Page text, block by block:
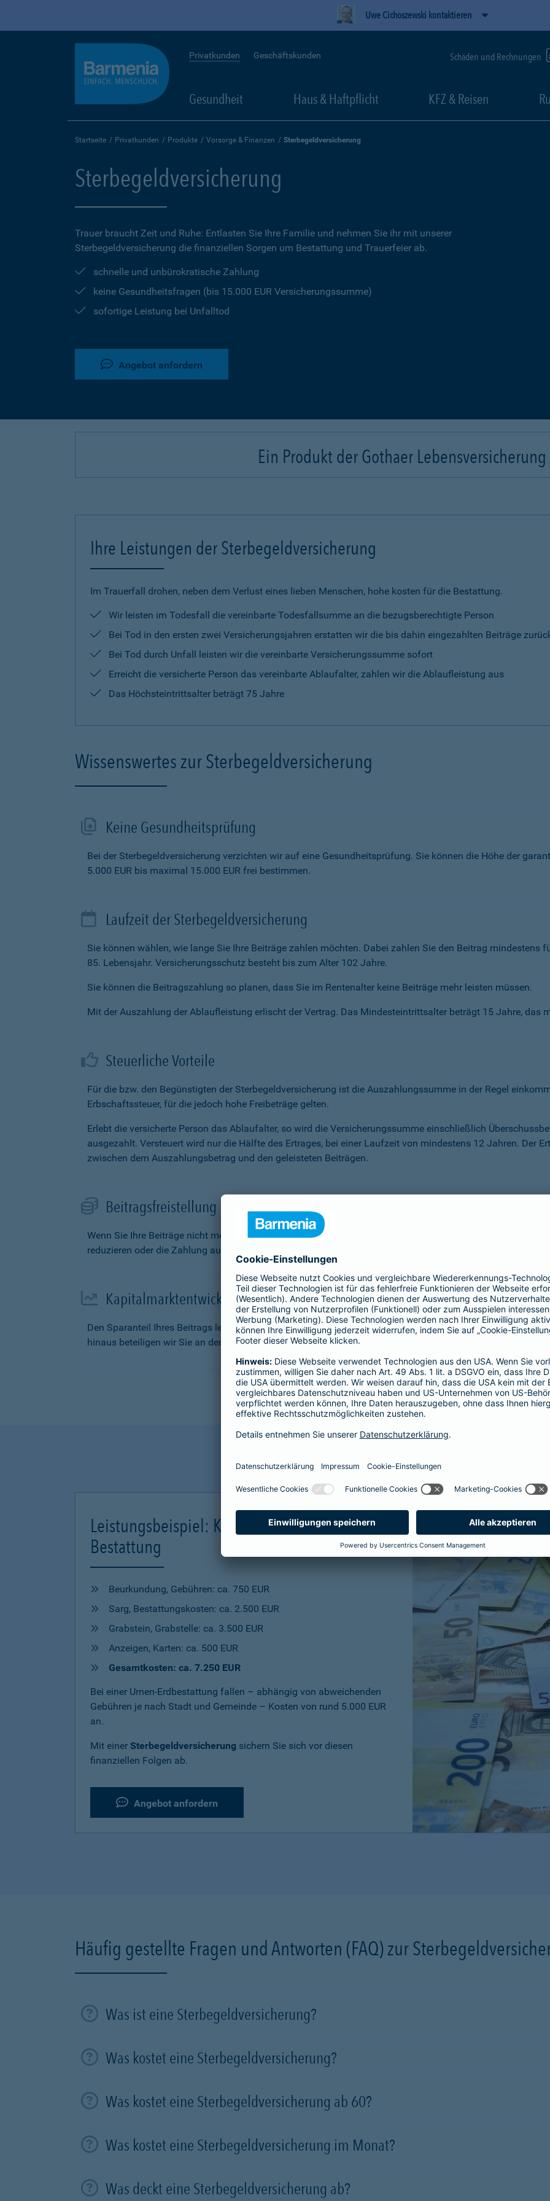
Uwe Cichoszewski kontaktieren
Privatkunden Geschäftskunden Schäden und Rechnungen
Gesundheit Haus & Haftpflicht KFZ & Reisen
Startseite Privatkunden Produkte Vorsorge & Finanzen Sterbegeldversicherung
Sterbegeldversicherung
Trauer braucht Zeit und Ruhe: Entlasten Sie Ihre Familie und nehmen Sie ihr mit unserer
Sterbegeldversicherung die finanziellen Sorgen um Bestattung und Trauerfeier ab.
schnelle und unbürokratische Zahlung
keine Gesundheitsfragen (bis 15.000 EUR Versicherungssumme)
sofortige Leistung bei Unfalltod
Angebot anfordern
Ein Produkt der Gothaer Lebensversicherung
Ihre Leistungen der Sterbegeldversicherung
Im Trauerfall drohen, neben dem Verlust eines lieben Menschen, hohe kosten für die Bestattung.
Wir leisten im Todesfall die vereinbarte Todesfallsumme an die bezugsberechtigte Person
Bei Tod in den ersten zwei Versicherungsjahren erstatten wir die bis dahin eingezahlten Beiträge
Bei Tod durch Unfall leisten wir die vereinbarte Versicherungssumme sofort
Erreicht die versicherte Person das vereinbarte Ablaufalter, zahlen wir die Ablaufleistung aus
Das Höchsteintrittsalter beträgt 75 Jahre
Wissenswertes zur Sterbegeldversicherung
Keine Gesundheitsprüfung
Bei der Sterbegeldversicherung verzichten wir auf eine Gesundheitsprüfung. Sie können die Höhe der
5.000 EUR bis maximal 15.000 EUR frei bestimmen.
Laufzeit der Sterbegeldversicherung
Sie können wählen, wie lange Sie Ihre Beiträge zahlen möchten. Dabei zahlen Sie den Beitrag mindestens
85. Lebensjahr. Versicherungsschutz besteht bis zum Alter 102 Jahre.
Sie können die Beitragszahlung so planen, dass Sie im Renten­alter keine Beiträge mehr leisten müssen.
Mit der Auszahlung der Ablaufleistung erlischt der Vertrag. Das Mindesteintrittsalter beträgt 15 Jahre, das
Steuerliche Vorteile
Für die bzw. den Begünstigten der Sterbegeldversicherung ist die Auszahlungssumme in der Regel
Erbschaftssteuer, für die jedoch hohe Freibeträge gelten.
Erlebt die versicherte Person das Ablaufalter, so wird die Versicherungssumme ein­schließlich
ausgezahlt. Versteuert wird nur die Hälfte des Ertrages, bei einer Laufzeit von mindestens 12 Jahren. Der
zwischen dem Auszahlungsbetrag und den geleisteten Beiträgen.
Beitragsfreistellung
Wenn Sie Ihre Beiträge nicht mehr zahlen können, haben Sie die Möglichkeit der Beitragsfreistellung. Sie
reduzieren oder die Zahlung aufschieben.
Kapitalmarktentwicklung
Den Sparanteil Ihres Beitrags legen wir für Sie an. Sie erhalten darauf einen Garantiezins – unabhängig
hinaus beteiligen wir Sie an den Überschüssen, die unser Kapitalanlagemanagement erwirtschaftet.
Leistungsbeispiel: Kosten einer traditionellen
Bestattung
Beurkundung, Gebühren: ca. 750 EUR
Sarg, Bestattungskosten: ca. 2.500 EUR
Grabstein, Grabstelle: ca. 3.500 EUR
Anzeigen, Karten: ca. 500 EUR
Gesamtkosten: ca. 7.250 EUR
Bei einer Urnen-Erdbestattung fallen – abhängig von abweichenden
Gebühren je nach Stadt und Gemeinde – Kosten von rund 5.000 EUR
an.
Mit einer Sterbegeldversicherung sichern Sie sich vor diesen
finanziellen Folgen ab.
Angebot anfordern
Häufig gestellte Fragen und Antworten (FAQ) zur
Was ist eine Sterbegeldversicherung?
Was kostet eine Sterbegeldversicherung?
Was kostet eine Sterbegeldversicherung ab 60?
Was kostet eine Sterbegeldversicherung im Monat?
Was deckt eine Sterbegeldversicherung ab?